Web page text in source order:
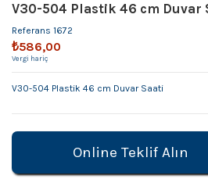
V30-504 Plastik 46 cm Duvar
Referans 1672
₺586,00
Vergi hariç
V30-504 Plastik 46 cm Duvar Saati
Online Teklif Alın